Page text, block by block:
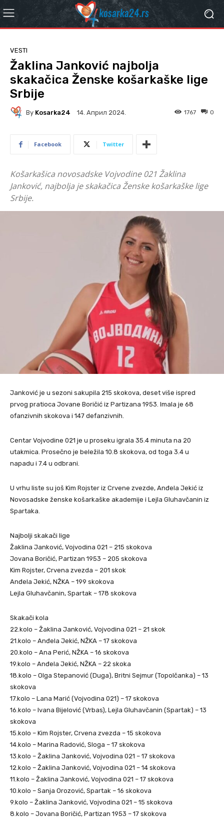
VESTI
Žaklina Janković najbolja
skakačica Ženske košarkaške lige
Srbije
By Kosarka24 14. Април 2024. 0
1767
Facebook Twitter
Košarkašica novosadske Vojvodine 021 Žaklina
Janković, najbolja je skakačica Ženske košarkaške lige
Srbije.
Janković je u sezoni sakupila 215 skokova, deset više ispred
prvog pratioca Jovane Boričić iz Partizana 1953. Imala je 68
ofanzivnih skokova i 147 defanzivnih.
Centar Vojvodine 021 je u proseku igrala 35.4 minuta na 20
utakmica. Prosečno je beležila 10.8 skokova, od toga 3.4 u
napadu i 7.4 u odbrani.
U vrhu liste su još Kim Rojster iz Crvene zvezde, Anđela Jekić iz
Novosadske ženske košarkaške akademije i Lejla Gluhavčanin iz
Spartaka.
Najbolji skakači lige
Žaklina Janković, Vojvodina 021 – 215 skokova
Jovana Boričić, Partizan 1953 – 205 skokova
Kim Rojster, Crvena zvezda – 201 skok
Anđela Jekić, NŽKA – 199 skokova
Lejla Gluhavčanin, Spartak – 178 skokova
Skakači kola
22.kolo – Žaklina Janković, Vojvodina 021 – 21 skok
21.kolo – Anđela Jekić, NŽKA – 17 skokova
20.kolo – Ana Perić, NŽKA – 16 skokova
19.kolo – Anđela Jekić, NŽKA – 22 skoka
18.kolo – Olga Stepanović (Duga), Britni Sejmur (Topolčanka) – 13
skokova
17.kolo – Lana Marić (Vojvodina 021) – 17 skokova
16.kolo – Ivana Bijelović (Vrbas), Lejla Gluhavčanin (Spartak) – 13
skokova
15.kolo – Kim Rojster, Crvena zvezda – 15 skokova
14.kolo – Marina Radović, Sloga – 17 skokova
13.kolo – Žaklina Janković, Vojvodina 021 – 17 skokova
12.kolo – Žaklina Janković, Vojvodina 021 – 14 skokova
11.kolo – Žaklina Janković, Vojvodina 021 – 17 skokova
10.kolo – Sanja Orozović, Spartak – 16 skokova
9.kolo – Žaklina Janković, Vojvodina 021 – 15 skokova
8.kolo – Jovana Boričić, Partizan 1953 – 17 skokova